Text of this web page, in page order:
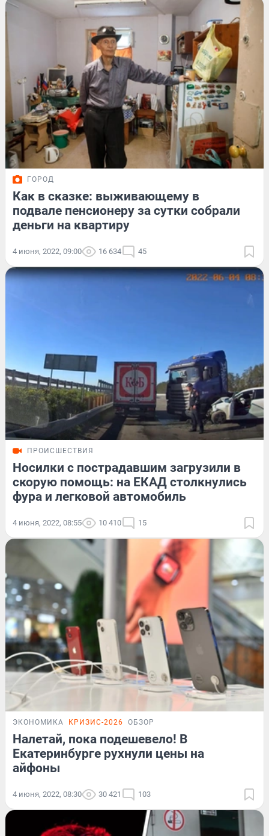
ГОРОД
Как в сказке: выживающему в
подвале пенсионеру за сутки собрали
деньги на квартиру
4 июня, 2022, 09:00 16 634 45
ПРОИСШЕСТВИЯ
Носилки с пострадавшим загрузили в
скорую помощь: на ЕКАД столкнулись
фура и легковой автомобиль
4 июня, 2022, 08:55 10 410 15
ЭКОНОМИКА КРИЗИС-2026 ОБЗОР
Налетай, пока подешевело! В
Екатеринбурге рухнули цены на
айфоны
4 июня, 2022, 08:30 30 421 103